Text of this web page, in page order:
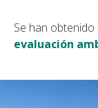
Se han obtenido
evaluación